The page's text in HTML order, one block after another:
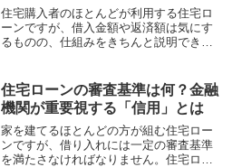
住宅購入者のほとんどが利用する住宅ロ
ーンですが、借入金額や返済額は気にす
るものの、仕組みをきちんと説明できる
みやリスクを認識しておく必要がありま
す。今さら聞けない住宅ローンの基礎知
識、固定金利や変動金利、抵当権を丁寧
に解説します。
住宅ローンの審査基準は何？金融
機関が重要視する「信用」とは
家を建てるほとんどの方が組む住宅ロー
ンですが、借り入れには一定の審査基準
を満たさなければなりません。住宅ロー